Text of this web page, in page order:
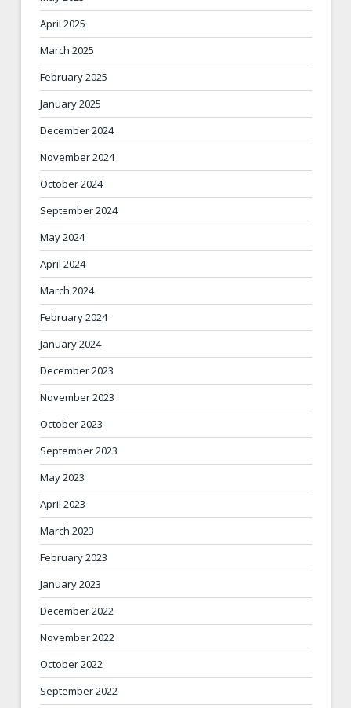
April 2025
March 2025
February 2025
January 2025
December 2024
November 2024
October 2024
September 2024
May 2024
April 2024
March 2024
February 2024
January 2024
December 2023
November 2023
October 2023
September 2023
May 2023
April 2023
March 2023
February 2023
January 2023
December 2022
November 2022
October 2022
September 2022